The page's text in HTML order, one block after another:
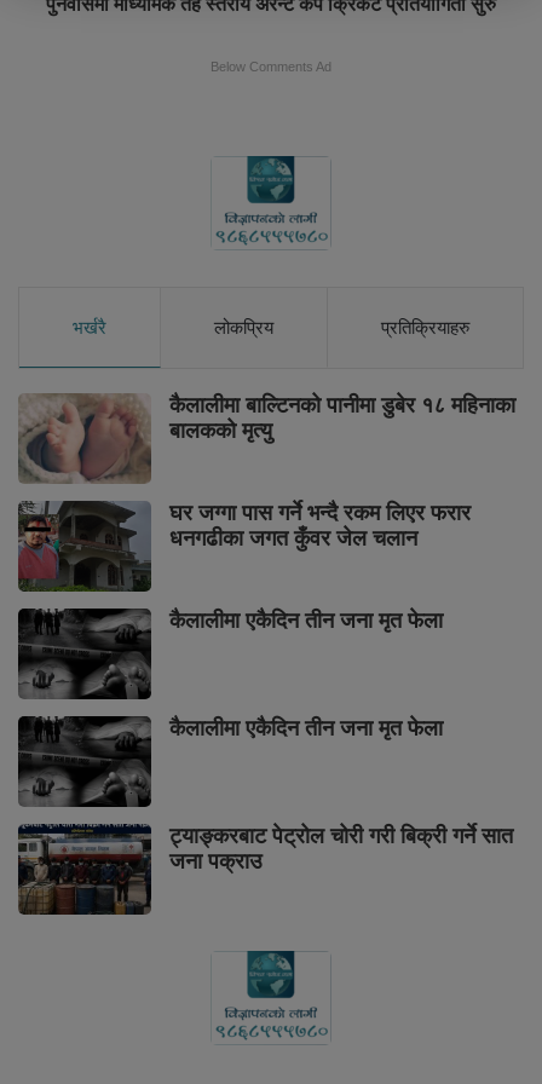
Below Comments Ad
भर्खरै लोकप्रिय प्रतिक्रियाहरु
कैलालीमा बाल्टिनको पानीमा डुबेर १८ महिनाका
बालकको मृत्यु
घर जग्गा पास गर्ने भन्दै रकम लिएर फरार
धनगढीका जगत कुँवर जेल चलान
कैलालीमा एकैदिन तीन जना मृत फेला
कैलालीमा एकैदिन तीन जना मृत फेला
ट्याङ्करबाट पेट्रोल चोरी गरी बिक्री गर्ने सात
जना पक्राउ